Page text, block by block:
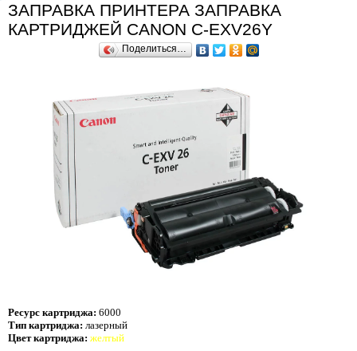
ЗАПРАВКА ПРИНТЕРА ЗАПРАВКА
КАРТРИДЖЕЙ CANON C-EXV26Y
Поделиться…
Ресурс картриджа: 6000
Тип картриджа: лазерный
Цвет картриджа: желтый